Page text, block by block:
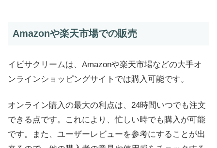
Amazonや楽天市場での販売
イビサクリームは、Amazonや楽天市場などの大手オ
ンラインショッピングサイトでは購入可能です。
オンライン購入の最大の利点は、24時間いつでも注文
できる点です。これにより、忙しい時でも購入が可能
です。また、ユーザーレビューを参考にすることが出